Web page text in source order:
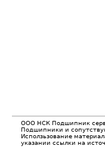
ООО НСК Подшипник
Подшипники и
Исползьзование
указании ссылки на